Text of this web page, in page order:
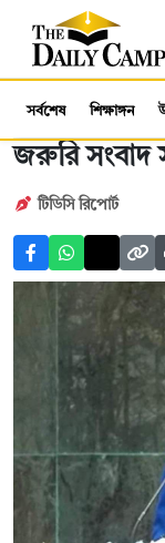
সর্বশেষ শিক্ষাঙ্গন
জরুরি সংবাদ
টিডিসি রিপোর্ট